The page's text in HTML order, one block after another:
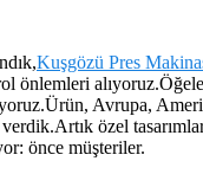
Kuşgözü Pres
Avrupa,
özel
önce müşteriler.